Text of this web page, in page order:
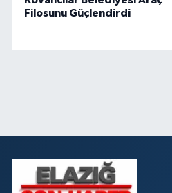
Filosunu Güçlendirdi